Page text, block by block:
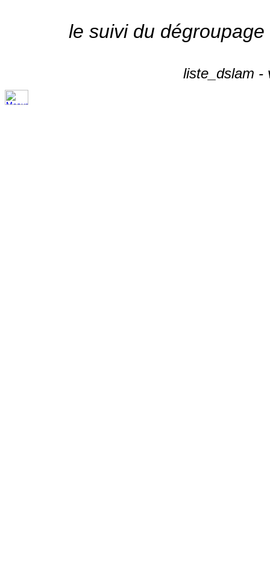
le suivi du
liste_dslam -